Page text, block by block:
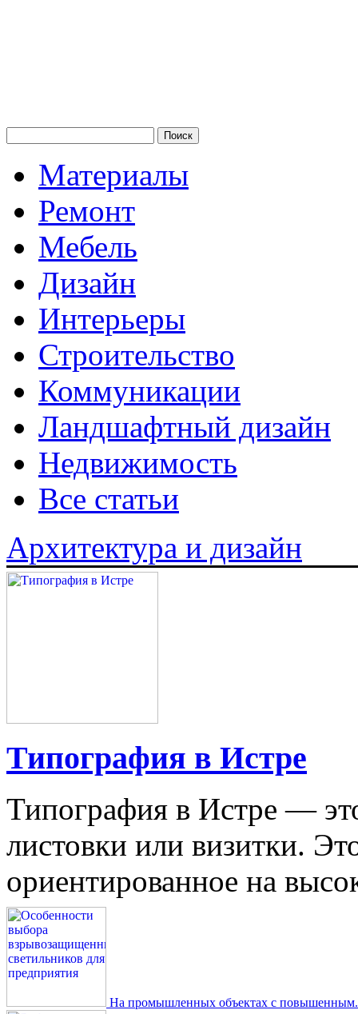
Материалы
Ремонт
Мебель
Дизайн
Интерьеры
Строительство
Коммуникации
Ландшафтный дизайн
Недвижимость
Все статьи
Архитектура и дизайн
Типография в Истре
Типография в Истре —
листовки или визитки.
ориентированное на
На промышленных объектах с